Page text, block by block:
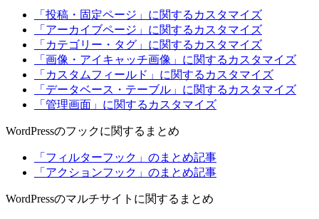
「投稿・固定ページ」に関するカスタマイズ
「アーカイブページ」に関するカスタマイズ
「カテゴリー・タグ」に関するカスタマイズ
「画像・アイキャッチ画像」に関するカスタマイズ
「カスタムフィールド」に関するカスタマイズ
「データベース・テーブル」に関するカスタマイズ
「管理画面」に関するカスタマイズ
WordPressのフックに関するまとめ
「フィルターフック」のまとめ記事
「アクションフック」のまとめ記事
WordPressのマルチサイトに関するまとめ